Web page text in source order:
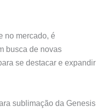
no mercado, é
busca de novas
se destacar e expandir
sublimação da Genesis